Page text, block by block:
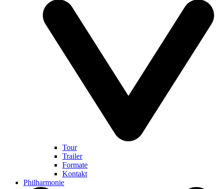
Tour
Trailer
Formate
Kontakt
Philharmonie